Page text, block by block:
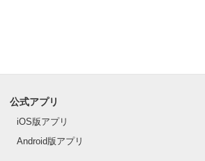
公式アプリ
iOS版アプリ
Android版アプリ